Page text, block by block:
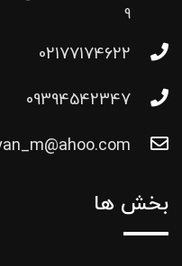
9
02177174622
09394542347
بخش ها